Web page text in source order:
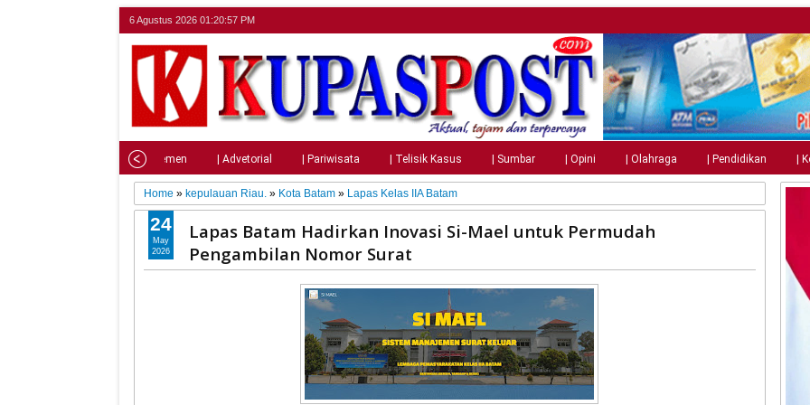
6 Agustus 2026 01:20:58 PM
| Parlemen | Advetorial | Pariwisata | Telisik Kasus | Sumbar | Opini | Olahraga | Pendidikan |
Home »kepulauan Riau. » Kota Batam » Lapas Kelas IIA Batam
Lapas Batam Hadirkan Inovasi Si-Mael untuk Permudah
Pengambilan Nomor Surat
24
May
2026